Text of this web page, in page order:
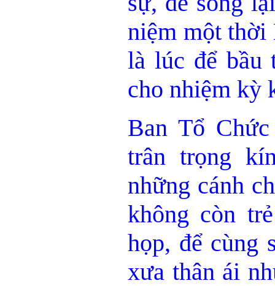
niệm một
là lúc để bầu
cho nhiệm kỳ
Ban Tổ
trân trọng
những cánh
không còn
họp, để cùng
xưa thân ái